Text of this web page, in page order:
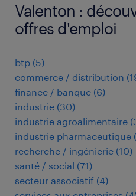
Valenton :
offres d'emploi
btp (5)
commerce / distribution (
finance / banque (6)
industrie (30)
industrie agroalimentaire (
industrie pharmaceutique (
recherche / ingénierie (10)
santé / social (71)
secteur associatif (4)